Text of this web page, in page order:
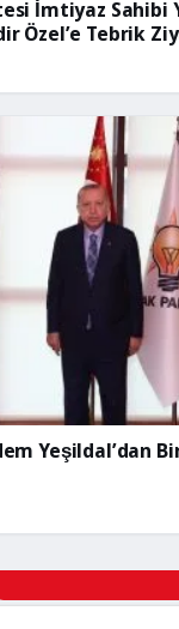
İmtiyaz Sahibi
Özel’e Tebrik
Yeşildal’dan